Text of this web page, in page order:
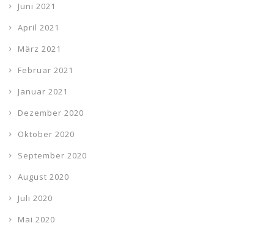
Juni 2021
April 2021
März 2021
Februar 2021
Januar 2021
Dezember 2020
Oktober 2020
September 2020
August 2020
Juli 2020
Mai 2020